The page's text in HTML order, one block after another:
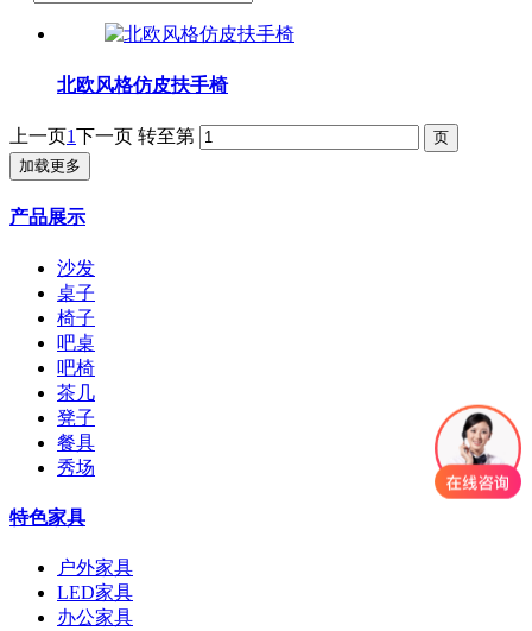
北欧风格仿皮扶手椅
上一页1下一页 转至第
加载更多
产品展示
沙发
桌子
椅子
吧桌
吧椅
茶几
凳子
餐具
秀场
特色家具
户外家具
LED家具
办公家具